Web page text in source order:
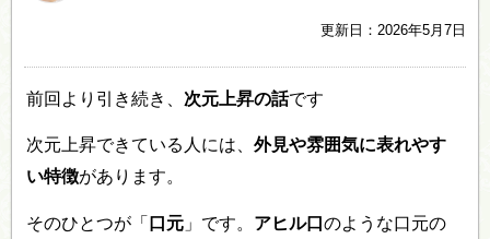
更新日：2026年5月7日
前回より引き続き、 次元上昇の話です
次元上昇できている人には、外見や雰囲気に表れやす
い特徴があります。
そのひとつが「 口元 」です。 アヒル口のような口元の